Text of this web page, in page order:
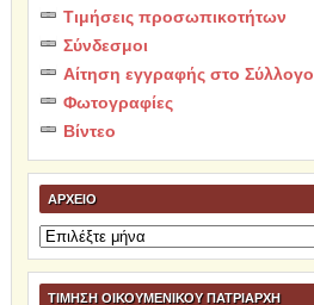
Τιμήσεις προσωπικοτήτων
Σύνδεσμοι
Αίτηση εγγραφής στο Σύλλογο
Φωτογραφίες
Βίντεο
ΑΡΧΕΊΟ
Αρχείο
ΤΙΜΗΣΗ ΟΙΚΟΥΜΕΝΙΚΟΥ ΠΑΤΡΙΑΡΧΗ